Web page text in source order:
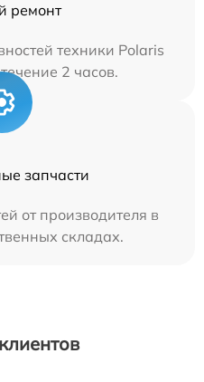
ремонт
техники Polaris
2 часов.
запчасти
от производителя в
складах.